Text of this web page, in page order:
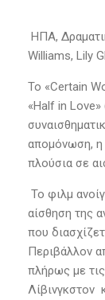
ΗΠΑ,
Williams, Lily
Το «Certain
«Half in Love»
απομόνωση, η
πλούσια σε
Το φιλμ
αίσθηση της
που
Περιβάλλον
πλήρως με
Λίβινγκστον